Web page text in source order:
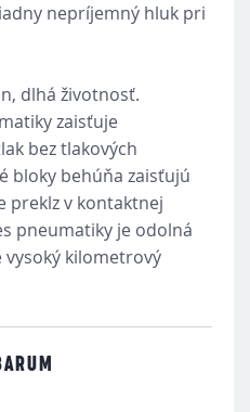
nepríjemný hluk pri
dlhá životnosť.
zaisťuje
bez tlakových
bloky behúňa zaisťujú
preklz v kontaktnej
pneumatiky je odolná
kilometrový